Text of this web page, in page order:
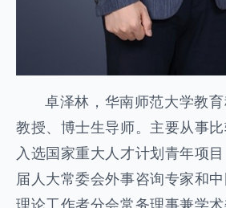
卓泽林，华南师范大学教育
教授、博士生导师。主要从事比
入选国家重大人才计划青年项
届人大常委会外事咨询专家和
理论工作者分会常务理事兼学